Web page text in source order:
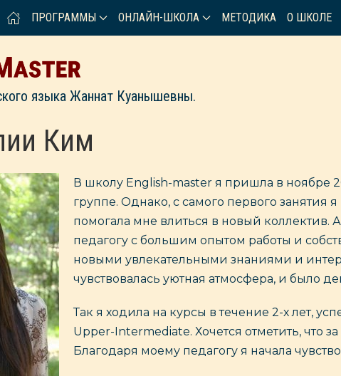
ПРОГРАММЫ ОНЛАЙН-ШКОЛА МЕТОДИКА О ШКОЛЕ
языка Жаннат Куанышевны.
Ким
В школу English-master я пришла в ноябре
группе. Однако, с самого первого занятия
помогала мне влиться в новый
педагогу с большим опытом работы и
новыми увлекательными знаниями и
чувствовалась уютная атмосфера, и было
Так я ходила на курсы в течение 2-х лет,
Upper-Intermediate. Хочется отметить, что
Благодаря моему педагогу я начала